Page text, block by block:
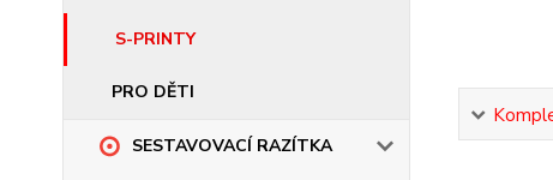
S-PRINTY
PRO DĚTI
SESTAVOVACÍ RAZÍTKA